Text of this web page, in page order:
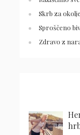
Skrb za okolje
Sproščeno
Zdravo z